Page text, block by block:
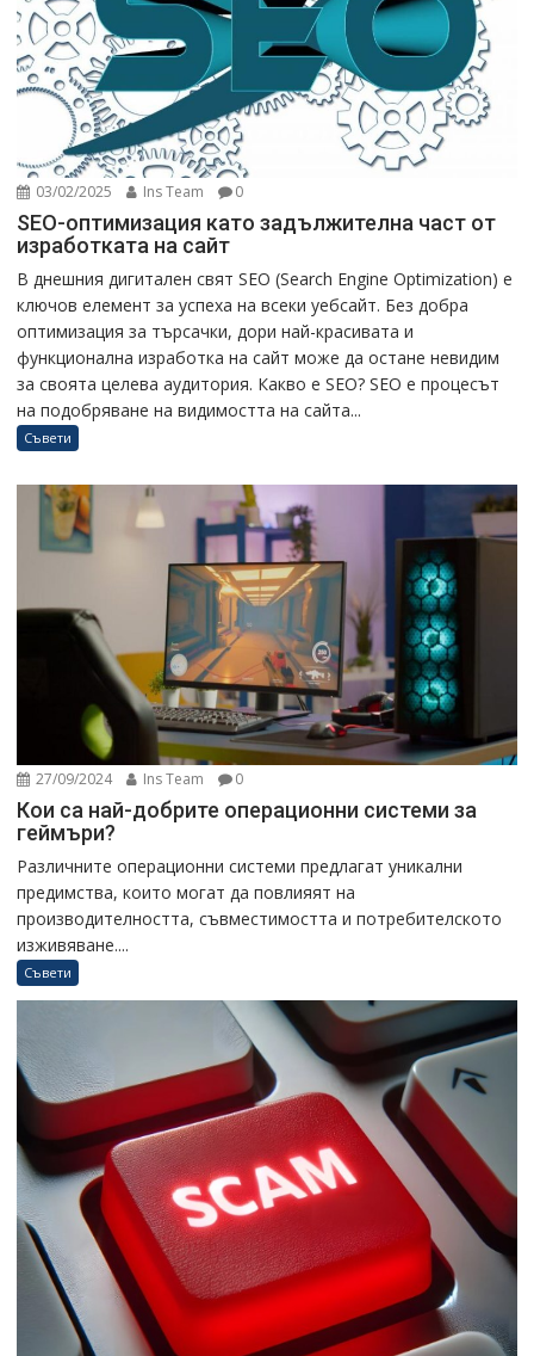
03/02/2025 Ins Team 0
SEO-оптимизация като задължителна част от
изработката на сайт
В днешния дигитален свят SEO (Search Engine Optimization) е
ключов елемент за успеха на всеки уебсайт. Без добра
оптимизация за търсачки, дори най-красивата и
функционална изработка на сайт може да остане невидим
за своята целева аудитория. Какво е SEO? SEO е процесът
на подобряване на видимостта на сайта...
Съвети
27/09/2024 Ins Team 0
Кои са най-добрите операционни системи за
геймъри?
Различните операционни системи предлагат уникални
предимства, които могат да повлияят на
производителността, съвместимостта и потребителското
изживяване....
Съвети